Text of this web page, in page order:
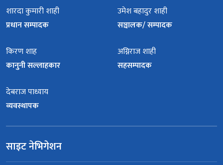
शारदा कुमारी शाही
प्रधान सम्पादक
उमेश बहादुर शाही
सञ्चालक/ सम्पादक
किरण शाह
कानुनी सल्लाहकार
अग्निराज शाही
सहसम्पादक
देबराज पाध्याय
व्यवस्थापक
साइट नेभिगेशन